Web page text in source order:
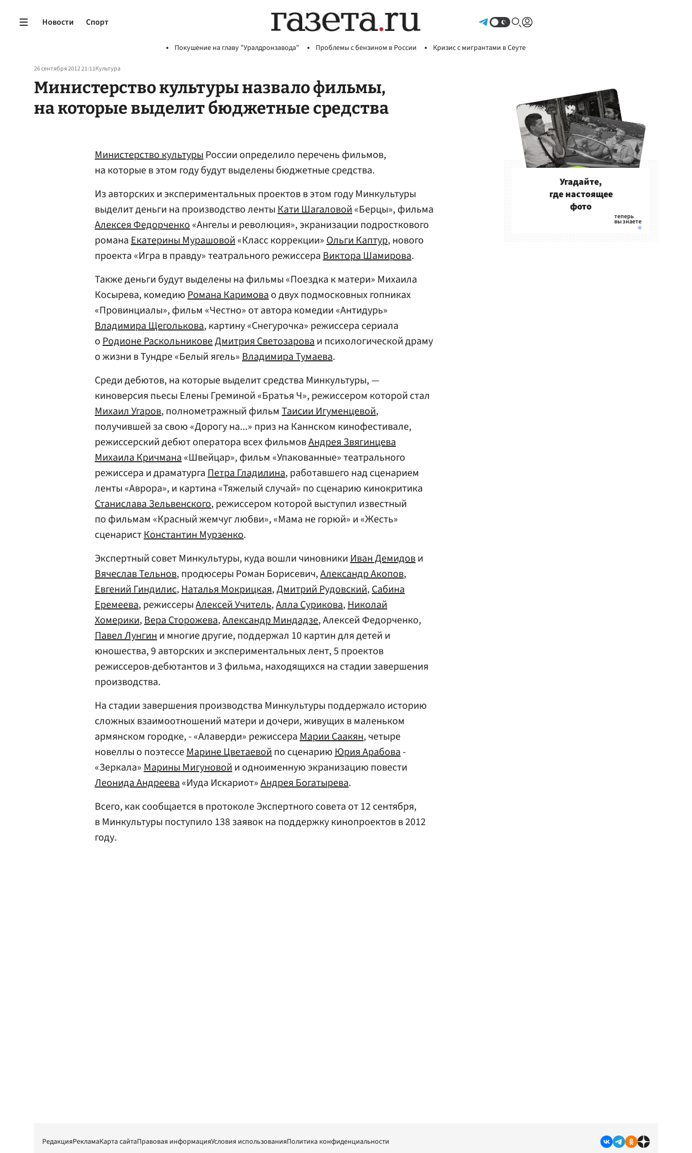
Новости Спорт
Покушение на главу "Уралдронзавода" Проблемы с бензином в России Кризис с мигрантами в Сеуте
26 сентября 2012 21:11Культура
Министерство культуры назвало фильмы,
на которые выделит бюджетные средства
Министерство культурыРоссии определило перечень фильмов,
на которые в этом году будут выделены бюджетные средства.
Из авторских и экспериментальных проектов в этом году Минкультуры
выделит деньги на производство лентыКати Шагаловой«Берцы», фильма
Алексея Федорченко«Ангелы и революция», экранизации подросткового
романаЕкатерины Мурашовой«Класс коррекции»Ольги Каптур, нового
проекта «Игра в правду» театрального режиссераВиктора Шамирова.
Также деньги будут выделены на фильмы «Поездка к матери» Михаила
Косырева, комедиюРомана Каримовао двух подмосковных гопниках
«Провинциалы», фильм «Честно» от автора комедии «Антидурь»
Владимира Щеголькова, картину «Снегурочка» режиссера сериала
оРодионе РаскольниковеДмитрия Светозароваи психологической драму
о жизни в Тундре «Белый ягель»Владимира Тумаева.
Среди дебютов, на которые выделит средства Минкультуры, —
киноверсия пьесы Елены Греминой «Братья Ч», режиссером которой стал
Михаил Угаров, полнометражный фильм Таисии Игуменцевой,
получившей за свою «Дорогу на...» приз на Каннском кинофестивале,
режиссерский дебют оператора всех фильмовАндрея Звягинцева
Михаила Кричмана«Швейцар», фильм «Упакованные» театрального
режиссера и драматургаПетра Гладилина, работавшего над сценарием
ленты «Аврора», и картина «Тяжелый случай» по сценарию кинокритика
Станислава Зельвенского, режиссером которой выступил известный
по фильмам «Красный жемчуг любви», «Мама не горюй» и «Жесть»
сценаристКонстантин Мурзенко.
Экспертный совет Минкультуры, куда вошли чиновникиИван Демидови
Вячеслав Тельнов, продюсеры Роман Борисевич,Александр Акопов,
Евгений Гиндилис,Наталья Мокрицкая,Дмитрий Рудовский,Сабина
Еремеева, режиссерыАлексей Учитель,Алла Сурикова,Николай
Хомерики,Вера Сторожева,Александр Миндадзе, Алексей Федорченко,
Павел Лунгини многие другие, поддержал 10 картин для детей и
юношества, 9 авторских и экспериментальных лент, 5 проектов
режиссеров-дебютантов и 3 фильма, находящихся на стадии завершения
производства.
На стадии завершения производства Минкультуры поддержало историю
сложных взаимоотношений матери и дочери, живущих в маленьком
армянском городке, - «Алаверди» режиссераМарии Саакян, четыре
новеллы о поэтессеМарине Цветаевойпо сценариюЮрия Арабова-
«Зеркала»Марины Мигуновойи одноименную экранизацию повести
Леонида Андреева«Иуда Искариот»Андрея Богатырева.
Всего, как сообщается в протоколе Экспертного совета от 12 сентября,
в Минкультуры поступило 138 заявок на поддержку кинопроектов в 2012
году.
Угадайте,
где настоящее
фото
РедакцияРекламаКарта сайтаПравовая информацияУсловия использованияПолитика конфиденциальности